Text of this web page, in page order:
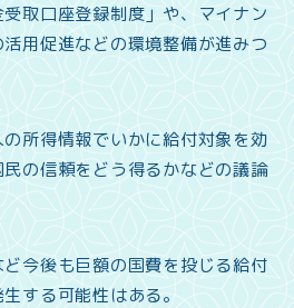
取口座登録制度」や、マイナン
用促進などの環境整備が進みつ
所得情報でいかに給付対象を効
の信頼をどう得るかなどの議論
今後も巨額の国費を投じる給付
する可能性はある。